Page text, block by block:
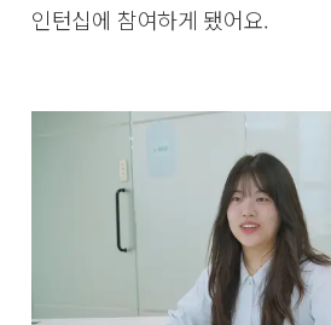
인턴십에 참여하게 됐어요.